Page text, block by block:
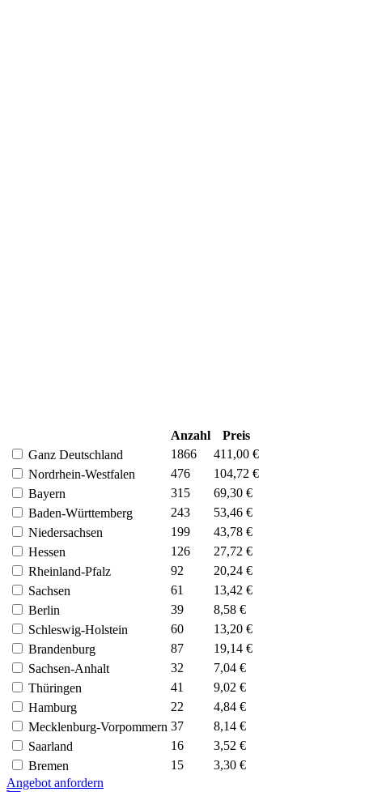
Anzahl
Preis
Ganz Deutschland
1866
411,00 €
Nordrhein-Westfalen
476
104,72 €
Bayern
315
69,30 €
Baden-Württemberg
243
53,46 €
Niedersachsen
199
43,78 €
Hessen
126
27,72 €
Rheinland-Pfalz
92
20,24 €
Sachsen
61
13,42 €
Berlin
39
8,58 €
Schleswig-Holstein
60
13,20 €
Brandenburg
87
19,14 €
Sachsen-Anhalt
32
7,04 €
Thüringen
41
9,02 €
Hamburg
22
4,84 €
Mecklenburg-Vorpommern 37
8,14 €
Saarland
16
3,52 €
Bremen
15
3,30 €
Angebot anfordern